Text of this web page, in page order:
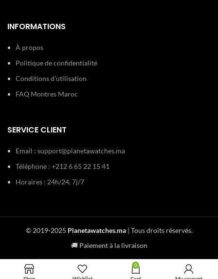
INFORMATIONS
À propos
Politique de confidentialité
Conditions d’utilisation
FAQ Montres Maroc
SERVICE CLIENT
Email : support@planetawatches.ma
Téléphone : +212 6 65 22 15 41
Horaires : 24h/24, 7j/7
© 2019-2025 Planetawatches.ma| Tous droits réservés.
🚚 Paiement à la livraison
0